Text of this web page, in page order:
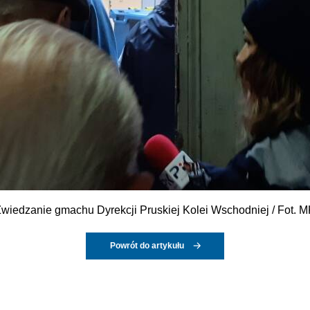
gmachu Dyrekcji Pruskiej Kolei Wschodniej / Fot.
Powrót do artykułu